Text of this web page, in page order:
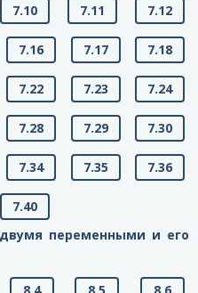
7.10 7.11 7.12
7.16 7.17 7.18
7.22 7.23 7.24
7.28 7.29 7.30
7.34 7.35 7.36
7.40
переменными и его